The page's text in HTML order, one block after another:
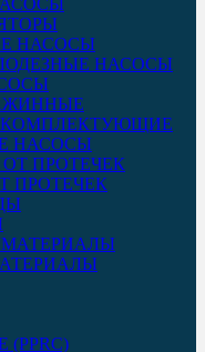
НАСОСЫ
НАСОСЫ
НАСОСЫ
ПРОТЕЧЕК